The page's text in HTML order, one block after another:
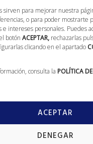
sirven para mejorar nuestra
o para poder mostrarte
e intereses personales. Puedes
botón ACEPTAR, rechazarlas
clicando en el apartado
consulta la POLÍTICA
ACEPTAR
DENEGAR
629 562 186
- 20:00; S: 09:00 - 13:30
Galilei, 5 (Villarrobledo)